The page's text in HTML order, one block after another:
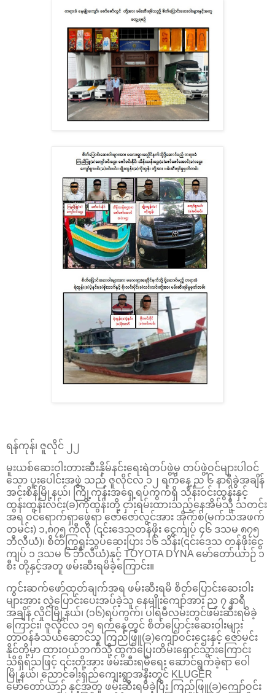
ရန်ကုန်၊ ဇူလိုင် ၂၂
မူးယစ်ဆေးဝါးတားဆီးနှိမ်နင်းရေးရဲတပ်ဖွဲ့မှ တပ်ဖွဲ့ဝင်များပါဝင်
သော ပူးပေါင်းအဖွဲ့ သည် ဇူလိုင်လ ၁၂ ရက်နေ့ ည ၆ နာရီခွဲအချိန်
အင်းစိန်မြို့နယ်၊ ကြို့ကုန်းအရှေ့ရပ်ကွက်ရှိ သိန်းဝင်းထွန်းနှင့်
ထွန်းထွန်းလင်း(ခ)ကိုထွန်းတို့ ငှားရမ်းထားသည့်နေအိမ်သို့ သတင်း
အရ ဝင်ရောက်ရှာဖွေရာ ဇော်ဇော်လွင်အား အိုက်စ်(မက်သ်အဖက်
တမင်း) ၁,၈၇၅ ကီလို (၎င်းဒေသတန်ဖိုး ငွေကျပ် ၄၆ ဒသမ ၈၇၅
ဘီလီယံ)၊ စိတ်ကြွရူးသွပ်ဆေးပြား ၁၆ သိန်း(၎င်းဒေသ တန်ဖိုးငွေ
ကျပ် ၁ ဒသမ ၆ ဘီလီယံ)နှင့် TOYOTA DYNA မော်တော်ယာဉ် ၁
စီး တို့နှင့်အတူ ဖမ်းဆီးရမိခဲ့ကြောင်း။
ကွင်းဆက်ဖော်ထုတ်ချက်အရ ဖမ်းဆီးရမိ စိတ်ပြောင်းဆေးဝါး
များအား လွှဲပြောင်းပေးအပ်ခဲ့သူ နေမျိုးကျော်အား ည ၇ နာရီ
အချိန် လှိုင်မြို့နယ်၊ (၁၆)ရပ်ကွက်၊ ပါရမီလမ်းတွင်ဖမ်းဆီးရမိခဲ့
ကြောင်း၊ ဇူလိုင်လ ၁၅ ရက်နေ့တွင် စိတ်ပြောင်းဆေးဝါးများ
တာဝန်ခံသယ်ဆောင်သူ ကြည်ဖြူ(ခ)ကျော်ဝင်းဌေးနှင့် ဇော်မင်း
နိုင်တို့မှာ ထားဝယ်ဘက်သို့ ထွက်ပြေးတိမ်းရှောင်သွားကြောင်း
သိရှိရသဖြင့် ၎င်းတို့အား ဖမ်းဆီးရမိရေး ဆောင်ရွက်ခဲ့ရာ ဝေါ
မြို့နယ်၊ ညောင်ခါးရှည်ကျေးရွာအနီးတွင် KLUGER
မော်တော်ယာဉ် နှင့်အတူ ဖမ်းဆီးရမိခဲ့ပြီး ကြည်ဖြူ(ခ)ကျော်ဝင်း